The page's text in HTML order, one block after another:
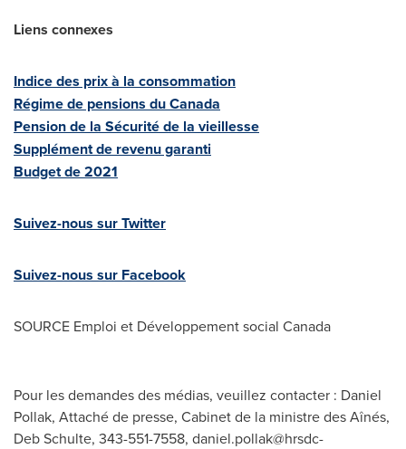
Liens connexes
Indice des prix à la consommation
Régime de pensions duCanada
Pension de la Sécurité de la vieillesse
Supplément de revenu garanti
Budget de 2021
Suivez-nous sur Twitter
Suivez-nous sur Facebook
SOURCE Emploi et Développement social Canada
Pour les demandes des médias, veuillez contacter : Daniel
Pollak, Attaché de presse, Cabinet de la ministre des Aînés,
Deb Schulte, 343-551-7558, daniel.pollak@hrsdc-